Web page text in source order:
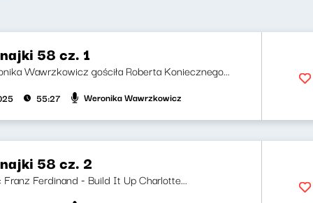
58 cz. 1
Wawrzkowicz gościła Roberta Koniecznego...
55:27 Weronika Wawrzkowicz
58 cz. 2
Franz Ferdinand - Build It Up Charlotte...